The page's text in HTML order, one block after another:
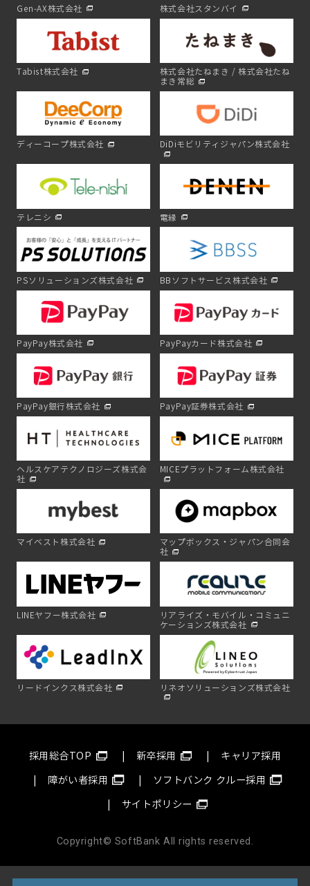
Gen-AX株式会社 株式会社スタンバイ
Tabist株式会社
株式会社たねまき / 株式会社たね
まき常総
ディーコープ株式会社 DiDiモビリティジャパン株式会社
テレニシ 電縁
PSソリューションズ株式会社 BBソフトサービス株式会社
PayPay株式会社 PayPayカード株式会社
PayPay銀行株式会社 PayPay証券株式会社
ヘルスケアテクノロジーズ株式会
社
MICEプラットフォーム株式会社
マイベスト株式会社
マップボックス・ジャパン合同会
社
LINEヤフー株式会社
リアライズ・モバイル・コミュニ
ケーションズ株式会社
リードインクス株式会社 リネオソリューションズ株式会社
採用総合TOP 新卒採用
キャリア採用
障がい者採用
ソフトバンク クルー採用
サイトポリシー
Copyright© SoftBank All rights reserved.